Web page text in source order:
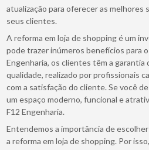
atualização para oferecer as melhores
seus clientes.
A reforma em loja de shopping é um
pode trazer inúmeros benefícios para
Engenharia, os clientes têm a garantia
qualidade, realizado por profissionais
com a satisfação do cliente. Se você
um espaço moderno, funcional e
F12 Engenharia.
Entendemos a importância de
a reforma em loja de shopping. Por